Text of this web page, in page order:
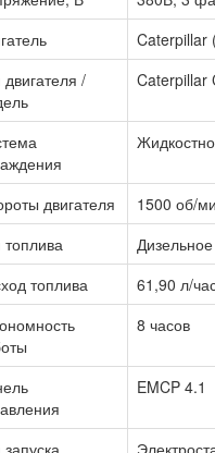
Caterpillar
/
Caterpillar
двигателя
1500 об/
топлива
топлива
61,90 л/
8 часов
EMCP 4.1